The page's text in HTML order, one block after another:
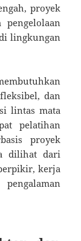
proyek
pengelolaan
lingkungan
dan
lintas mata
pelatihan
proyek
dilihat dari
kerja